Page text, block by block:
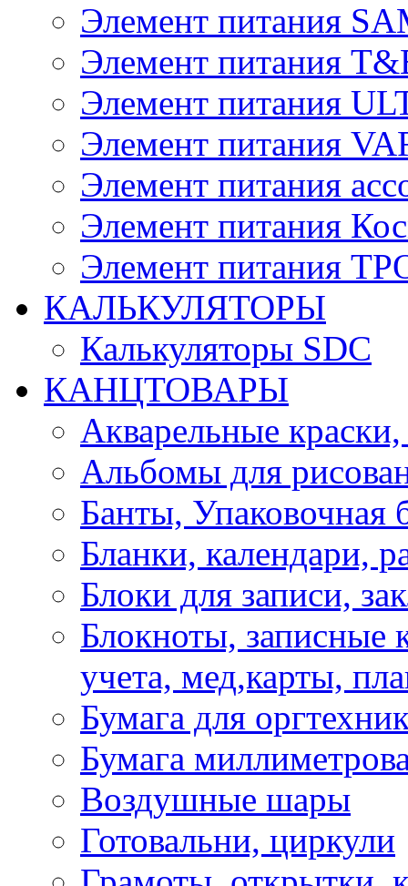
Элемент питания
Элемент питания
Элемент питания
Элемент питания
Элемент питания
Элемент питания
Элемент питания
КАЛЬКУЛЯТОРЫ
Калькуляторы SDC
КАНЦТОВАРЫ
Акварельные
Альбомы для
Банты, Упаковочная
Бланки, календари,
Блоки для записи,
Блокноты, записные
учета, мед,карты,
Бумага для
Бумага
Воздушные шары
Готовальни, циркули